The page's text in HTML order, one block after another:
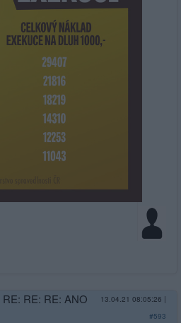
RE: RE: RE: ANO
13.04.21 08:05:26 |
#593